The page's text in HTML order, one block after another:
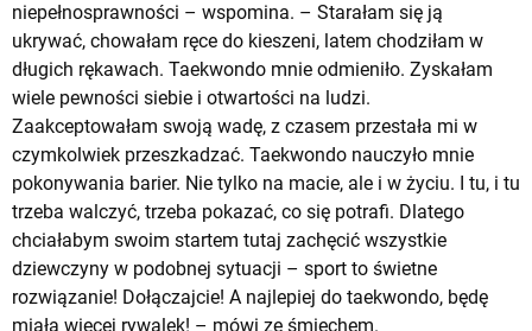
niepełnosprawności – wspomina. – Starałam się ją
ukrywać, chowałam ręce do kieszeni, latem chodziłam w
długich rękawach. Taekwondo mnie odmieniło. Zyskałam
wiele pewności siebie i otwartości na ludzi.
Zaakceptowałam swoją wadę, z czasem przestała mi w
czymkolwiek przeszkadzać. Taekwondo nauczyło mnie
pokonywania barier. Nie tylko na macie, ale i w życiu. I tu, i tu
trzeba walczyć, trzeba pokazać, co się potrafi. Dlatego
chciałabym swoim startem tutaj zachęcić wszystkie
dziewczyny w podobnej sytuacji – sport to świetne
rozwiązanie! Dołączajcie! A najlepiej do taekwondo, będę
miała więcej rywalek! – mówi ze śmiechem.